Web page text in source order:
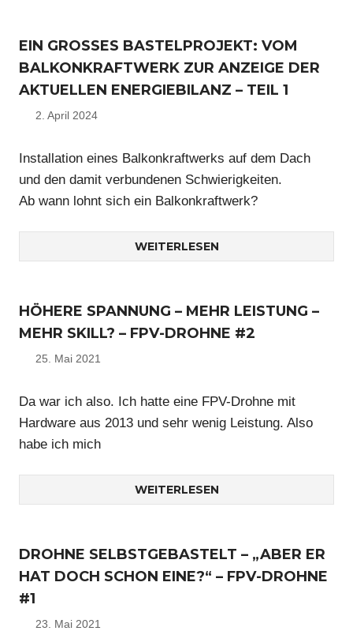
EIN GROSSES BASTELPROJEKT: VOM B
ALKONKRAFTWERK ZUR ANZEIGE DER A
KTUELLEN ENERGIEBILANZ – TEIL 1
2. April 2024
Installation eines Balkonkraftwerks auf dem Dach
und den damit verbundenen Schwierigkeiten.
Ab wann lohnt sich ein Balkonkraftwerk?
WEITERLESEN
HÖHERE SPANNUNG – MEHR LEISTUNG –
MEHR SKILL? – FPV-DROHNE #2
25. Mai 2021
Da war ich also. Ich hatte eine FPV-Drohne mit
Hardware aus 2013 und sehr wenig Leistung. Also
habe ich mich
WEITERLESEN
DROHNE SELBSTGEBASTELT – „ABER ER
HAT DOCH SCHON EINE?“ – FPV-DROHNE
#1
23. Mai 2021